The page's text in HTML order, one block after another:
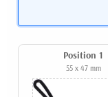
Position 1
55 x 47 mm